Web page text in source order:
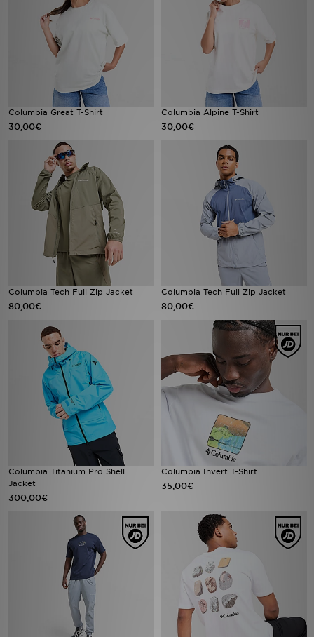
Columbia Great T-Shirt
30,00€
Columbia Alpine T-Shirt
30,00€
Columbia Tech Full Zip Jacket
80,00€
Columbia Tech Full Zip Jacket
80,00€
Columbia Titanium Pro Shell
Jacket
300,00€
Columbia Invert T-Shirt
35,00€